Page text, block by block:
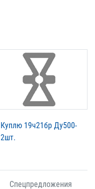
Куплю 19ч21бр Ду500-
2шт.
Спецпредложения